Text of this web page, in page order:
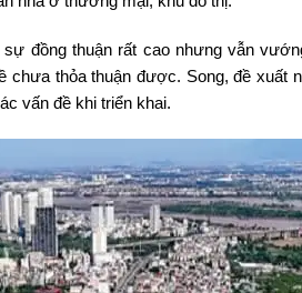
đồng thuận rất cao nhưng vẫn
thỏa thuận được. Song, đề xuất
vấn đề khi triển khai.